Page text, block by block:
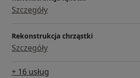
Szczegóły
Rekonstrukcja chrząstki
Szczegóły
+ 16 usług